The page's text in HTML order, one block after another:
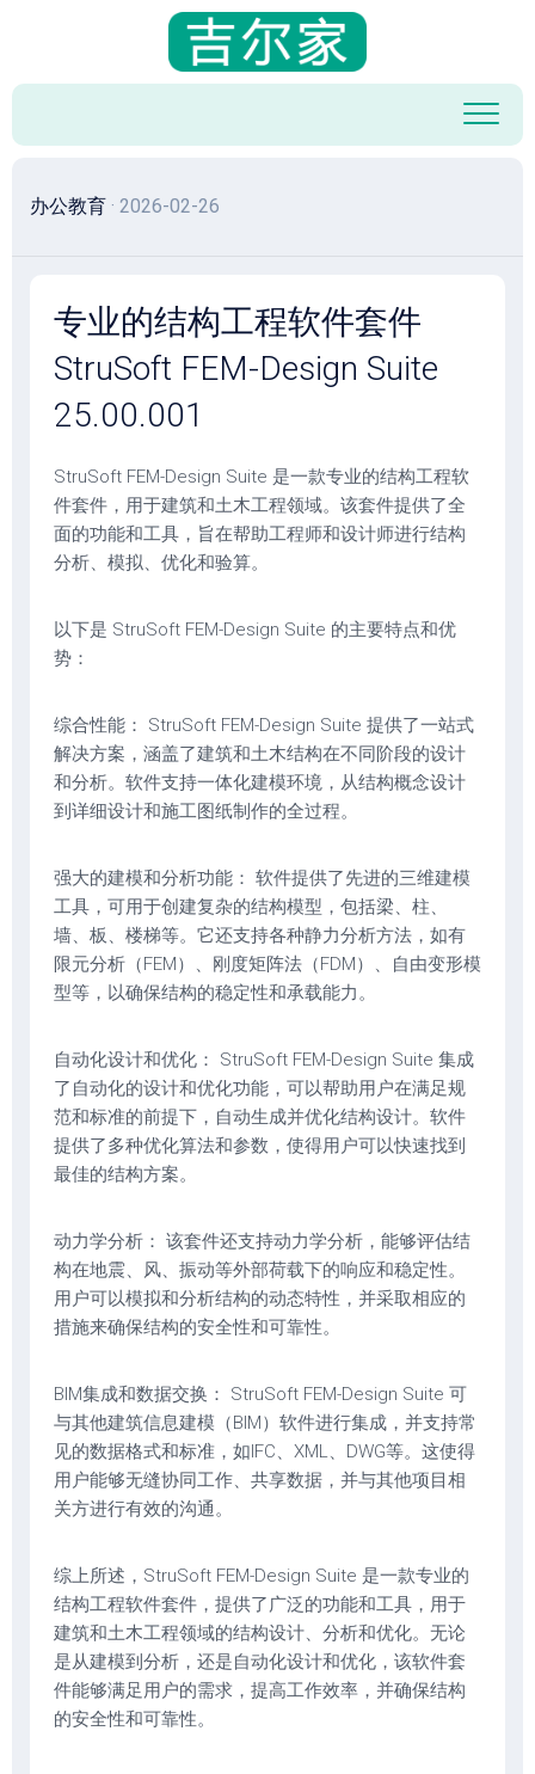
容
办公教育 · 2026-02-26
专业的结构工程软件套件
StruSoft FEM-Design Suite
25.00.001
StruSoft FEM-Design Suite 是一款专业的结构工程软
件套件，用于建筑和土木工程领域。该套件提供了全
面的功能和工具，旨在帮助工程师和设计师进行结构
分析、模拟、优化和验算。
以下是 StruSoft FEM-Design Suite 的主要特点和优
势：
综合性能： StruSoft FEM-Design Suite 提供了一站式
解决方案，涵盖了建筑和土木结构在不同阶段的设计
和分析。软件支持一体化建模环境，从结构概念设计
到详细设计和施工图纸制作的全过程。
强大的建模和分析功能： 软件提供了先进的三维建模
工具，可用于创建复杂的结构模型，包括梁、柱、
墙、板、楼梯等。它还支持各种静力分析方法，如有
限元分析（FEM）、刚度矩阵法（FDM）、自由变形模
型等，以确保结构的稳定性和承载能力。
自动化设计和优化： StruSoft FEM-Design Suite 集成
了自动化的设计和优化功能，可以帮助用户在满足规
范和标准的前提下，自动生成并优化结构设计。软件
提供了多种优化算法和参数，使得用户可以快速找到
最佳的结构方案。
动力学分析： 该套件还支持动力学分析，能够评估结
构在地震、风、振动等外部荷载下的响应和稳定性。
用户可以模拟和分析结构的动态特性，并采取相应的
措施来确保结构的安全性和可靠性。
BIM集成和数据交换： StruSoft FEM-Design Suite 可
与其他建筑信息建模（BIM）软件进行集成，并支持常
见的数据格式和标准，如IFC、XML、DWG等。这使得
用户能够无缝协同工作、共享数据，并与其他项目相
关方进行有效的沟通。
综上所述，StruSoft FEM-Design Suite 是一款专业的
结构工程软件套件，提供了广泛的功能和工具，用于
建筑和土木工程领域的结构设计、分析和优化。无论
是从建模到分析，还是自动化设计和优化，该软件套
件能够满足用户的需求，提高工作效率，并确保结构
的安全性和可靠性。